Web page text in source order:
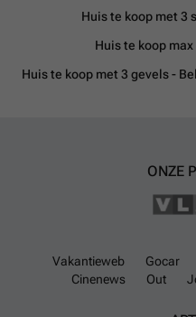
een bijzonder praktische
toegang. De zuidgerichte tuin
alle rust van volledige privacy
dag. Eerste verdieping: De
slaapkamers, hobbyruimte,
TROEVEN: Halfopen karakter,
nog voor een afspraak.
Meer
Huis te koop met 3
Huis te koop
Huis te koop met 3 gevels -
ONZE
Vakantieweb Gocar
Cinenews
Out